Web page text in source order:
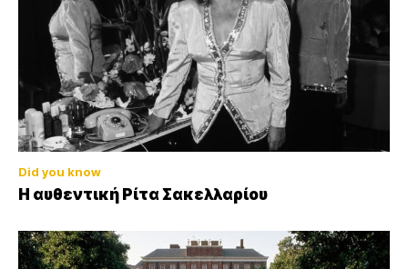
Did you know
Η αυθεντική Ρίτα Σακελλαρίου